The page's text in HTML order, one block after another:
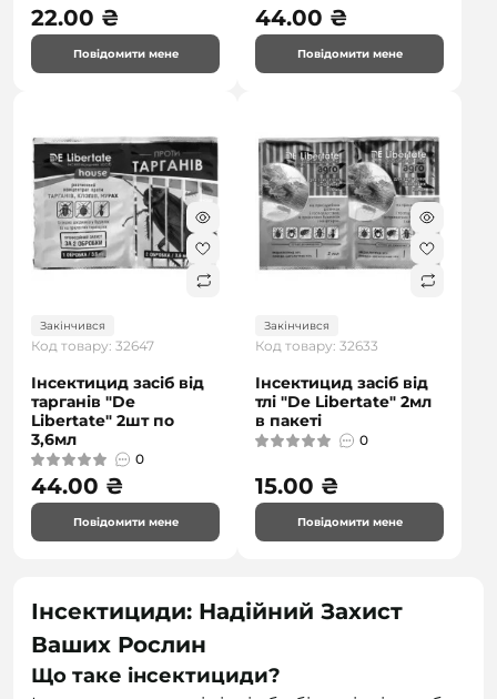
22.00 ₴
Повідомити мене
44.00 ₴
Повідомити мене
Закінчився
Код товару: 32647
Інсектицид засіб від
тарганів "De
Libertate" 2шт по
3,6мл
0
44.00 ₴
Повідомити мене
Закінчився
Код товару: 32633
Інсектицид засіб від
тлі "De Libertate" 2мл
в пакеті
0
15.00 ₴
Повідомити мене
Інсектициди: Надійний Захист
Ваших Рослин
Що таке інсектициди?